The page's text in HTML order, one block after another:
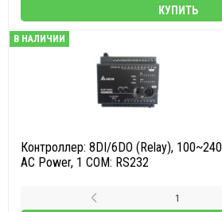
КУПИТЬ
В НАЛИЧИИ
Контроллер: 8DI/6DO (Relay), 100~240
AC Power, 1 COM: RS232